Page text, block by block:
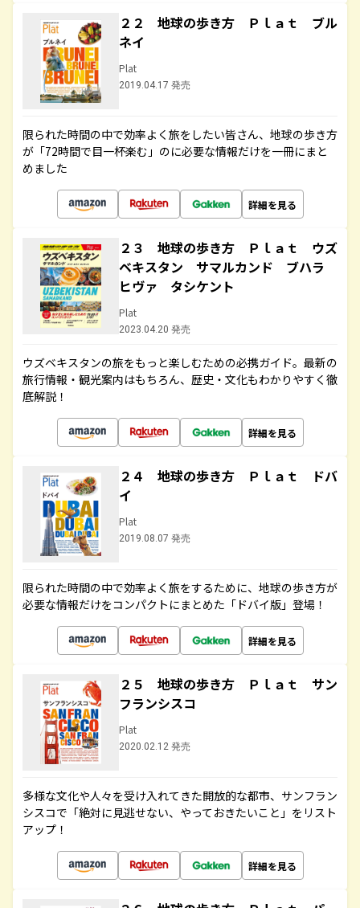
２２ 地球の歩き方 Ｐｌａｔ ブル
ネイ
Plat
2019.04.17 発売
限られた時間の中で効率よく旅をしたい皆さん、地球の歩き方
が「72時間で目一杯楽む」のに必要な情報だけを一冊にまと
めました
詳細を見る
２３ 地球の歩き方 Ｐｌａｔ ウズ
ベキスタン サマルカンド ブハラ
ヒヴァ タシケント
Plat
2023.04.20 発売
ウズベキスタンの旅をもっと楽しむための必携ガイド。最新の
旅行情報・観光案内はもちろん、歴史・文化もわかりやすく徹
底解説！
詳細を見る
２４ 地球の歩き方 Ｐｌａｔ ドバ
イ
Plat
2019.08.07 発売
限られた時間の中で効率よく旅をするために、地球の歩き方が
必要な情報だけをコンパクトにまとめた「ドバイ版」登場！
詳細を見る
２５ 地球の歩き方 Ｐｌａｔ サン
フランシスコ
Plat
2020.02.12 発売
多様な文化や人々を受け入れてきた開放的な都市、サンフラン
シスコで「絶対に見逃せない、やっておきたいこと」をリスト
アップ！
詳細を見る